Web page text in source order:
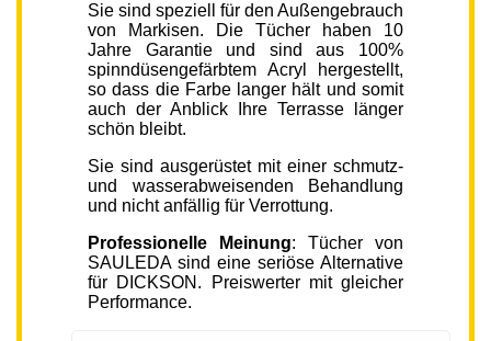
Sie sind speziell für den Außengebrauch
von Markisen. Die Tücher haben 10
Jahre Garantie und sind aus 100%
spinndüsengefärbtem Acryl hergestellt,
so dass die Farbe langer hält und somit
auch der Anblick Ihre Terrasse länger
schön bleibt.
Sie sind ausgerüstet mit einer schmutz-
und wasserabweisenden Behandlung
und nicht anfällig für Verrottung.
Professionelle Meinung: Tücher von
SAULEDA sind eine seriöse Alternative
für DICKSON. Preiswerter mit gleicher
Performance.